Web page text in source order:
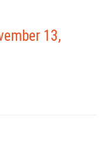
13,